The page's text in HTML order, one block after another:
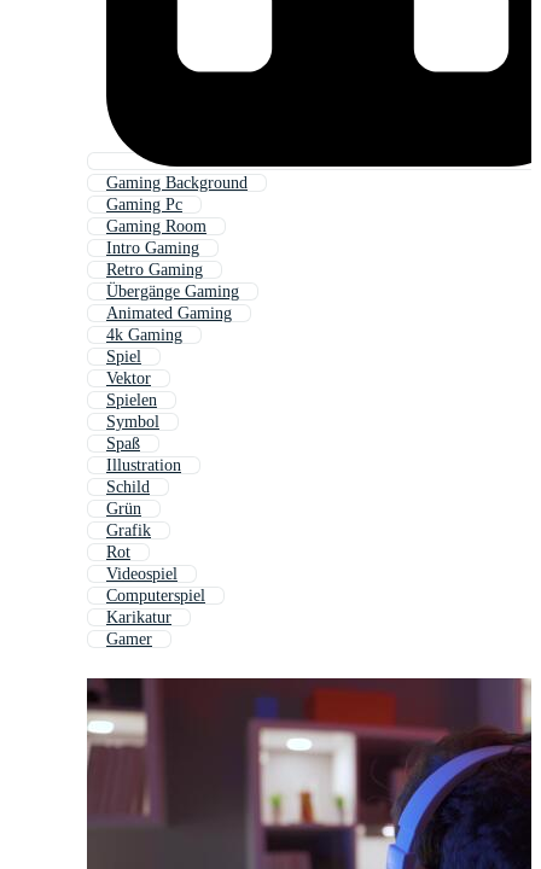
Gaming Background
Gaming Pc
Gaming Room
Intro Gaming
Retro Gaming
Übergänge Gaming
Animated Gaming
4k Gaming
Spiel
Vektor
Spielen
Symbol
Spaß
Illustration
Schild
Grün
Grafik
Rot
Videospiel
Computerspiel
Karikatur
Gamer